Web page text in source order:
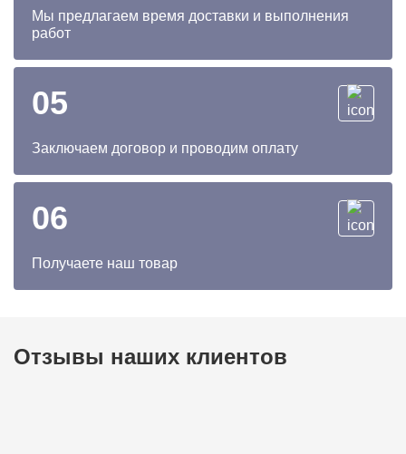
Мы предлагаем время доставки и выполнения
работ
05
Заключаем договор и проводим оплату
06
Получаете наш товар
Отзывы наших клиентов